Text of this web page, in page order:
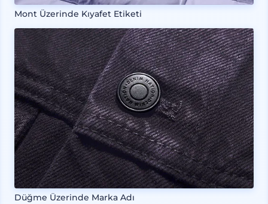
Mont Üzerinde Kıyafet Etiketi
Düğme Üzerinde Marka Adı